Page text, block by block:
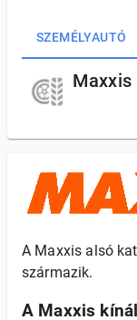
SZEMÉLYAUTÓ
Maxxis
A Maxxis alsó
származik.
A Maxxis